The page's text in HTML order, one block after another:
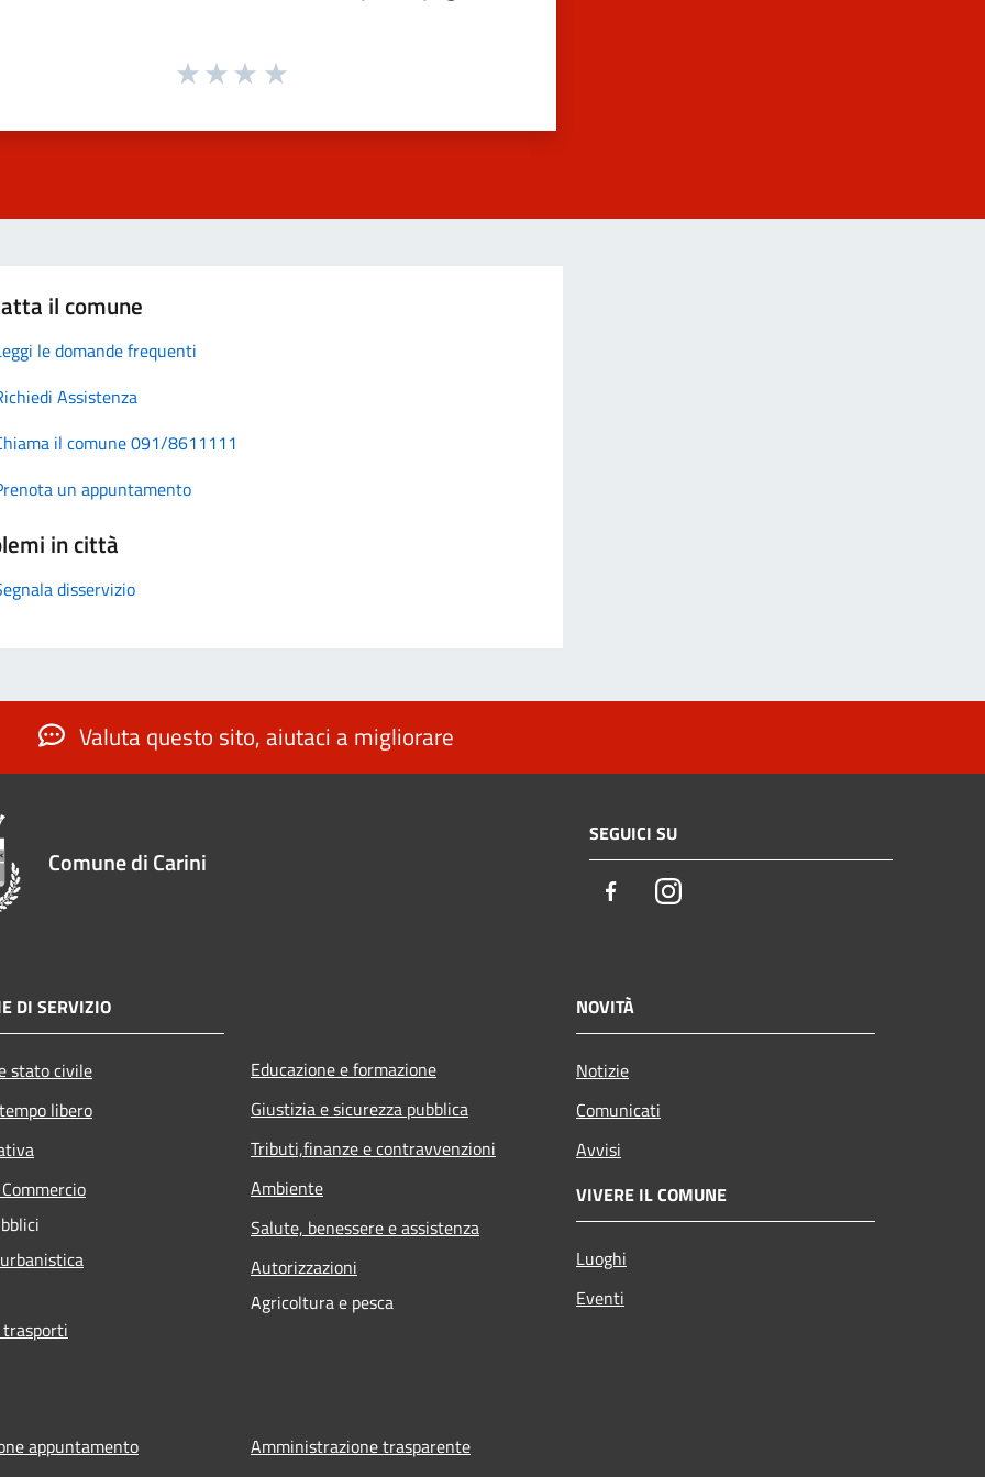
il comune
le domande frequenti
Assistenza
il comune 091/8611111
un appuntamento
in città
disservizio
Valuta questo sito, aiutaci a migliorare
Comune di Carini
SEGUICI SU
FacebookInstagram
DI SERVIZIO
stato civile
libero
Educazione e formazione
Giustizia e sicurezza pubblica
Tributi,finanze e contravvenzioni
Ambiente
Salute, benessere e assistenza
Autorizzazioni
Agricoltura e pesca
NOVITÀ
Notizie
Comunicati
Avvisi
VIVERE IL COMUNE
Luoghi
Eventi
appuntamento
Amministrazione trasparente